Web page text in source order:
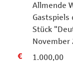
Allmende
Stück
November
1.000,00